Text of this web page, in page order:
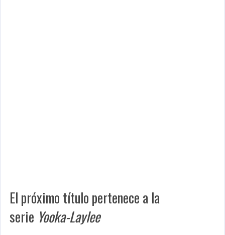
El próximo título pertenece a la
serie Yooka-Laylee